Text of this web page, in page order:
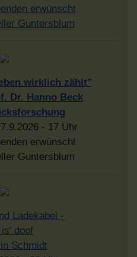
erwünscht
Guntersblum
wirklich zählt"
Dr. Hanno Beck
- 17 Uhr
erwünscht
Guntersblum
Ladekabel -
is' doof
Schmidt